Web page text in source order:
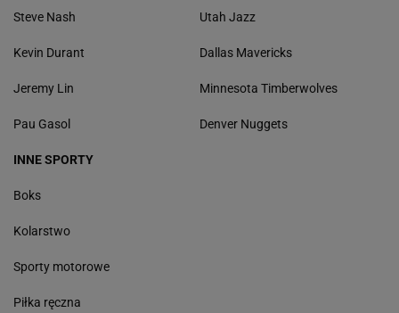
Steve Nash
Kevin Durant
Jeremy Lin
Pau Gasol
Utah Jazz
Dallas Mavericks
Minnesota Timberwolves
Denver Nuggets
INNE SPORTY
Boks
Kolarstwo
Sporty motorowe
Piłka ręczna